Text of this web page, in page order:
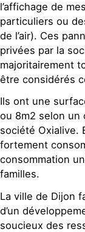
l’affichage de
particuliers ou
de l’air). Ces
privées par la
majoritairement
être considérés
Ils ont une
ou 8m2 selon un
société Oxialive.
fortement
consommation
familles.
La ville de Dijon
d’un
soucieux des